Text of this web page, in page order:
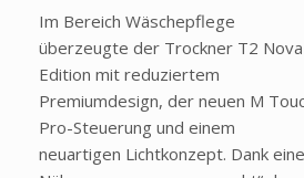
Im Bereich Wäschepflege
überzeugte der Trockner T2 Nova
Edition mit reduziertem
Premiumdesign, der neuen M
Pro-Steuerung und einem
neuartigen Lichtkonzept. Dank